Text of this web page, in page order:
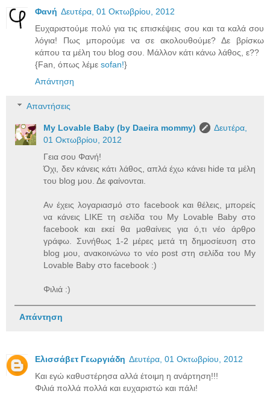
Φανή Δευτέρα, 01 Οκτωβρίου, 2012
Ευχαριστούμε πολύ για τις επισκέψεις σου και τα καλά σου
λόγια! Πως μπορούμε να σε ακολουθούμε? Δε βρίσκω
κάπου τα μέλη του blog σου. Μάλλον κάτι κάνω λάθος, ε??
{Fan, όπως λέμε sofan!}
Απάντηση
Απαντήσεις
My Lovable Baby (by Daeira mommy)
Δευτέρα,
01 Οκτωβρίου, 2012
Γεια σου Φανή!
Όχι, δεν κάνεις κάτι λάθος, απλά έχω κάνει hide τα μέλη
του blog μου. Δε φαίνονται.
Αν έχεις λογαριασμό στο facebook και θέλεις, μπορείς
να κάνεις LIKE τη σελίδα του My Lovable Baby στο
facebook και εκεί θα μαθαίνεις για ό,τι νέο άρθρο
γράφω. Συνήθως 1-2 μέρες μετά τη δημοσίευση στο
blog μου, ανακοινώνω το νέο post στη σελίδα του My
Lovable Baby στο facebook :)
Φιλιά :)
Απάντηση
Ελισσάβετ Γεωργιάδη Δευτέρα, 01 Οκτωβρίου, 2012
Και εγώ καθυστέρησα αλλά έτοιμη η ανάρτηση!!!
Φιλιά πολλά πολλά και ευχαριστώ και πάλι!